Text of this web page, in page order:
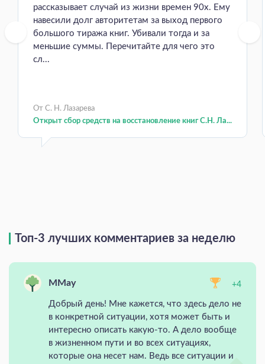
рассказывает случай из жизни времен 90х. Ему
навесили долг авторитетам за выход первого
большого тиража книг. Убивали тогда и за
меньшие суммы. Перечитайте для чего это
сл...
От С. Н. Лазарева
Открыт сбор средств на восстановление книг С.Н. Ла...
Топ-3 лучших комментариев за неделю
MMay +4
Добрый день! Мне кажется, что здесь дело не
в конкретной ситуации, хотя может быть и
интересно описать какую-то. А дело вообще
в жизненном пути и во всех ситуациях,
которые она несет нам. Ведь все ситуации и